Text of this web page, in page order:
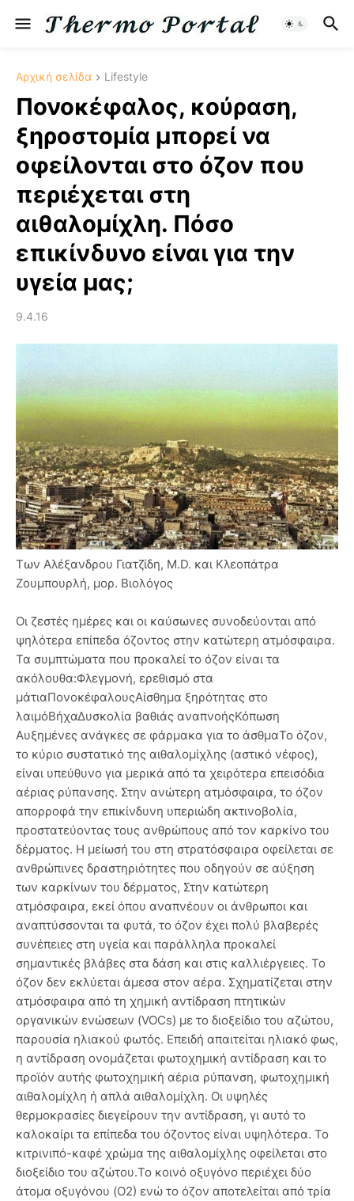
Αρχική σελίδα Lifestyle
Πονοκέφαλος, κούραση,
ξηροστομία μπορεί να
οφείλονται στο όζον που
περιέχεται στη
αιθαλομίχλη. Πόσο
επικίνδυνο είναι για την
υγεία μας;
9.4.16
Tων Αλέξανδρου Γιατζίδη, Μ.D. και Κλεοπάτρα
Ζουμπουρλή, μορ. Βιολόγος
Οι ζεστές ημέρες και οι καύσωνες συνοδεύονται από
ψηλότερα επίπεδα όζοντος στην κατώτερη ατμόσφαιρα.
Τα συμπτώματα που προκαλεί το όζον είναι τα
ακόλουθα:Φλεγμονή, ερεθισμό στα
μάτιαΠονοκέφαλουςΑίσθημα ξηρότητας στο
λαιμόΒήχαΔυσκολία βαθιάς αναπνοήςΚόπωση
Αυξημένες ανάγκες σε φάρμακα για το άσθμαΤο όζον,
το κύριο συστατικό της αιθαλομίχλης (αστικό νέφος),
είναι υπεύθυνο για μερικά από τα χειρότερα επεισόδια
αέριας ρύπανσης. Στην ανώτερη ατμόσφαιρα, το όζον
απορροφά την επικίνδυνη υπεριώδη ακτινοβολία,
προστατεύοντας τους ανθρώπους από τον καρκίνο του
δέρματος. Η μείωσή του στη στρατόσφαιρα οφείλεται σε
ανθρώπινες δραστηριότητες που οδηγούν σε αύξηση
των καρκίνων του δέρματος, Στην κατώτερη
ατμόσφαιρα, εκεί όπου αναπνέουν οι άνθρωποι και
αναπτύσσονται τα φυτά, το όζον έχει πολύ βλαβερές
συνέπειες στη υγεία και παράλληλα προκαλεί
σημαντικές βλάβες στα δάση και στις καλλιέργειες. Το
όζον δεν εκλύεται άμεσα στον αέρα. Σχηματίζεται στην
ατμόσφαιρα από τη χημική αντίδραση πτητικών
οργανικών ενώσεων (VOCs) με το διοξείδιο του αζώτου,
παρουσία ηλιακού φωτός. Επειδή απαιτείται ηλιακό φως,
η αντίδραση ονομάζεται φωτοχημική αντίδραση και το
προϊόν αυτής φωτοχημική αέρια ρύπανση, φωτοχημική
αιθαλομίχλη ή απλά αιθαλομίχλη. Οι υψηλές
θερμοκρασίες διεγείρουν την αντίδραση, γι αυτό το
καλοκαίρι τα επίπεδα του όζοντος είναι υψηλότερα. Το
κιτρινιπό-καφέ χρώμα της αιθαλομίχλης οφείλεται στο
διοξείδιο του αζώτου.Το κοινό οξυγόνο περιέχει δύο
άτομα οξυγόνου (Ο2) ενώ το όζον αποτελείται από τρία